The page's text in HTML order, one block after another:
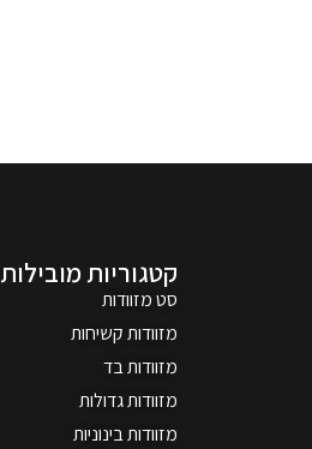
קטגוריות מובילות
סט מזוודות
מזוודות קשיחות
מזוודות בד
מזוודות גדולות
מזוודות בינוניות